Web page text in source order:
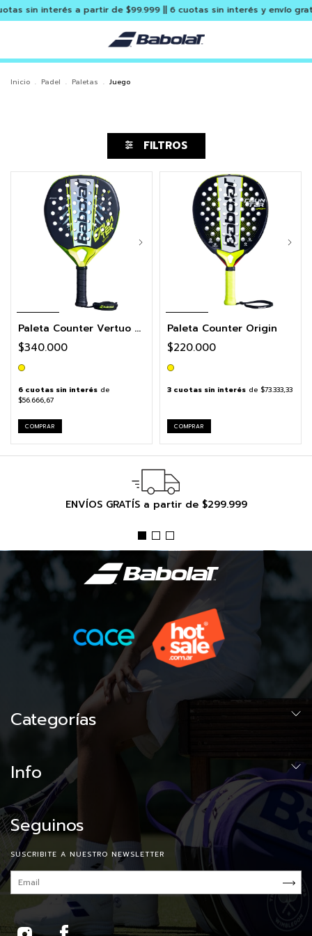
sin interés a partir de $99.999 || 6 cuotas sin interés y envío
Inicio . Padel . Paletas . Juego
FILTROS
Paleta Counter Vertuo 2.6
$340.000
6 cuotas sin interés de
$56.666,67
COMPRAR
Paleta Counter Origin
$220.000
3 cuotas sin interés de $73.333,33
COMPRAR
ENVÍOS GRATÍS a partir de $299.999
Categorías
Info
Seguinos
SUSCRIBITE A NUESTRO NEWSLETTER